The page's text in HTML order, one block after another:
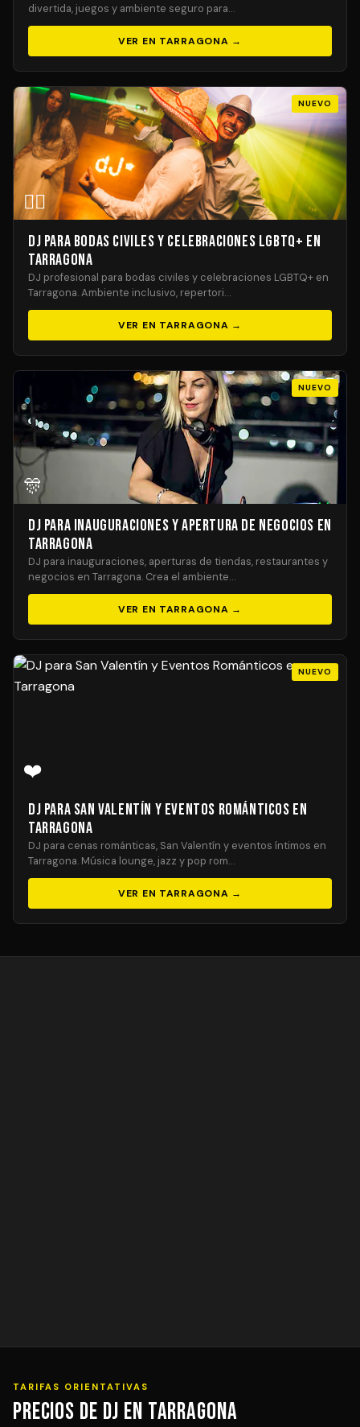
divertida, juegos y ambiente seguro para…
VER EN TARRAGONA →
NUEVO
🏳️‍🌈
DJ para Bodas Civiles y Celebraciones LGBTQ+ en
Tarragona
DJ profesional para bodas civiles y celebraciones LGBTQ+ en
Tarragona. Ambiente inclusivo, repertori…
VER EN TARRAGONA →
NUEVO
🎊
DJ para Inauguraciones y Apertura de Negocios en
Tarragona
DJ para inauguraciones, aperturas de tiendas, restaurantes y
negocios en Tarragona. Crea el ambiente…
VER EN TARRAGONA →
NUEVO
❤️
DJ para San Valentín y Eventos Románticos en
Tarragona
DJ para cenas románticas, San Valentín y eventos íntimos en
Tarragona. Música lounge, jazz y pop rom…
VER EN TARRAGONA →
TARIFAS ORIENTATIVAS
Precios de DJ en Tarragona